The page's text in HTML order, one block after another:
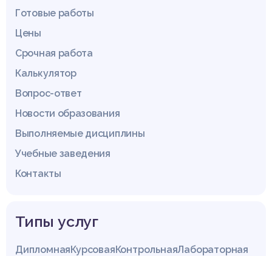
Готовые работы
Цены
Срочная работа
Калькулятор
Вопрос-ответ
Новости образования
Выполняемые дисциплины
Учебные заведения
Контакты
Типы услуг
ДипломнаяКурсоваяКонтрольнаяЛабораторная